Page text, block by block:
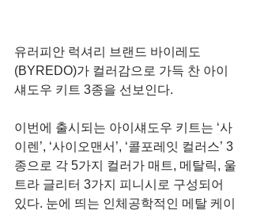
유러피안 럭셔리 브랜드 바이레도
(BYREDO)가 컬러감으로 가득 찬 아이
섀도우 키트 3종을 선보인다.
이번에 출시되는 아이섀도우 키트는 ‘사
이렌’, ‘사이오맨서’, ‘콜포레잇 컬러스’ 3
종으로 각 5가지 컬러가 매트, 메탈릭, 울
트라 글리터 3가지 피니시로 구성되어
있다. 눈에 띄는 인체공학적인 메탈 케이